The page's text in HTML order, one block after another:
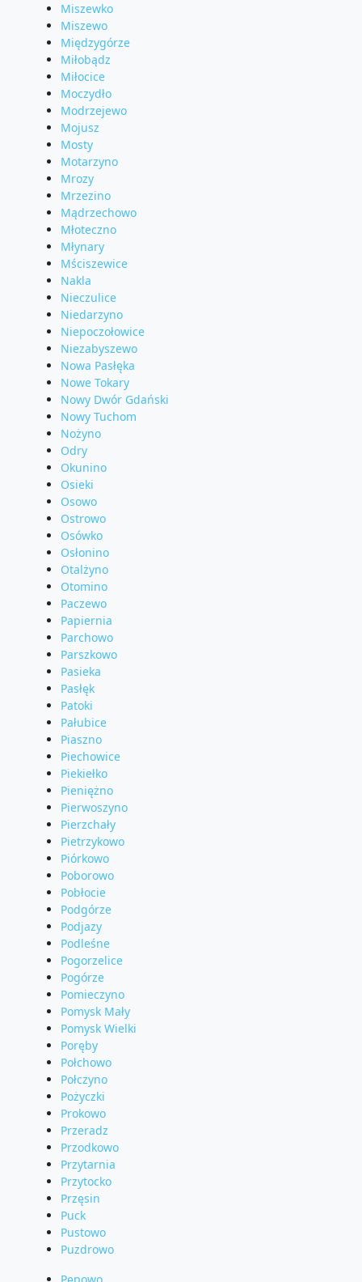
Miszewko
Miszewo
Międzygórze
Miłobądz
Miłocice
Moczydło
Modrzejewo
Mojusz
Mosty
Motarzyno
Mrozy
Mrzezino
Mądrzechowo
Młoteczno
Młynary
Mściszewice
Nakla
Nieczulice
Niedarzyno
Niepoczołowice
Niezabyszewo
Nowa Pasłęka
Nowe Tokary
Nowy Dwór Gdański
Nowy Tuchom
Nożyno
Odry
Okunino
Osieki
Osowo
Ostrowo
Osówko
Osłonino
Otalżyno
Otomino
Paczewo
Papiernia
Parchowo
Parszkowo
Pasieka
Pasłęk
Patoki
Pałubice
Piaszno
Piechowice
Piekiełko
Pieniężno
Pierwoszyno
Pierzchały
Pietrzykowo
Piórkowo
Poborowo
Pobłocie
Podgórze
Podjazy
Podleśne
Pogorzelice
Pogórze
Pomieczyno
Pomysk Mały
Pomysk Wielki
Poręby
Połchowo
Połczyno
Pożyczki
Prokowo
Przeradz
Przodkowo
Przytarnia
Przytocko
Przęsin
Puck
Pustowo
Puzdrowo